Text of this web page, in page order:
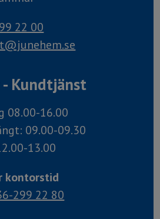
22 00
Kundtjänst
08.00-16.00
09.00-09.30
13.00
kontorstid
299 22 80